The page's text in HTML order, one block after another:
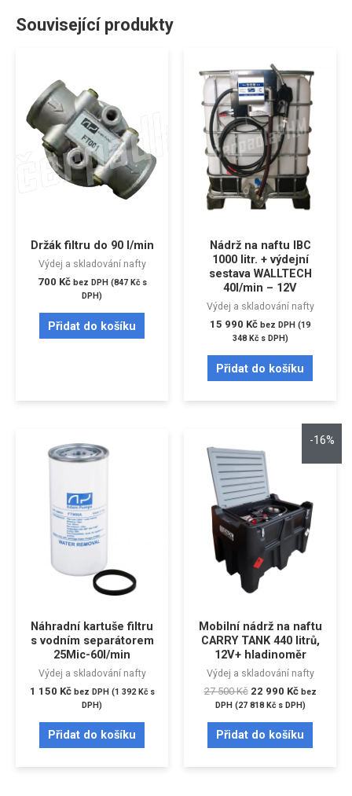
Související produkty
Držák filtru do 90 l/min
Výdej a skladování nafty
700 Kč bez DPH (847 Kčs
DPH)
Přidat do košíku
Nádrž na naftu IBC
1000 litr. + výdejní
sestava WALLTECH
40l/min – 12V
Výdej a skladování nafty
15 990 Kč bez DPH (19
348 Kčs DPH)
Přidat do košíku
Náhradní kartuše filtru
s vodním separátorem
25Mic-60l/min
Výdej a skladování nafty
1 150 Kč bez DPH (1 392 Kčs
DPH)
Přidat do košíku
-16%
Mobilní nádrž na naftu
CARRY TANK 440 litrů,
12V+ hladinoměr
Výdej a skladování nafty
27 500Kč 22 990 Kč bez
DPH (27 818 Kčs DPH)
Přidat do košíku